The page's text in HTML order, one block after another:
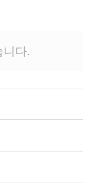
니다.